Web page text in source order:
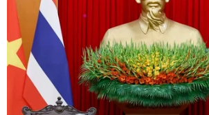
bền vững
07/08/2026 03:04
Cải cách WTO bế tắc do chưa thống
nhất phạm vi đàm phán
07/08/2026 03:04